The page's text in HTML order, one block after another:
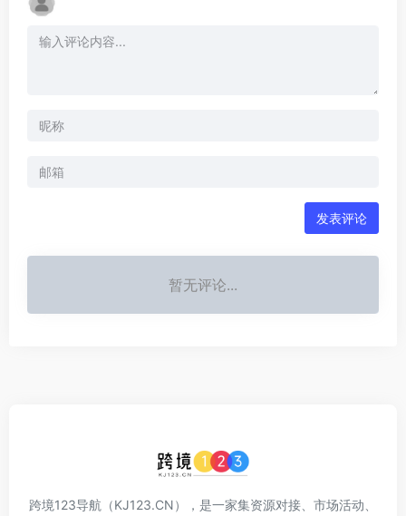
发表评论
暂无评论...
跨境123导航（KJ123.CN），是一家集资源对接、市场活动、